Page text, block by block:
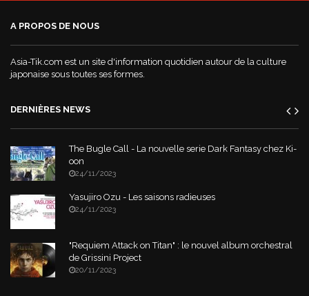
A PROPOS DE NOUS
Asia-Tik.com est un site d'information quotidien autour de la culture
japonaise sous toutes ses formes.
DERNIÈRES NEWS
The Bugle Call - La nouvelle serie Dark Fantasy chez Ki-
oon
24/11/2023
Yasujiro Ozu - Les saisons radieuses
24/11/2023
"Requiem Attack on Titan" : le nouvel album orchestral
de Grissini Project
20/11/2023